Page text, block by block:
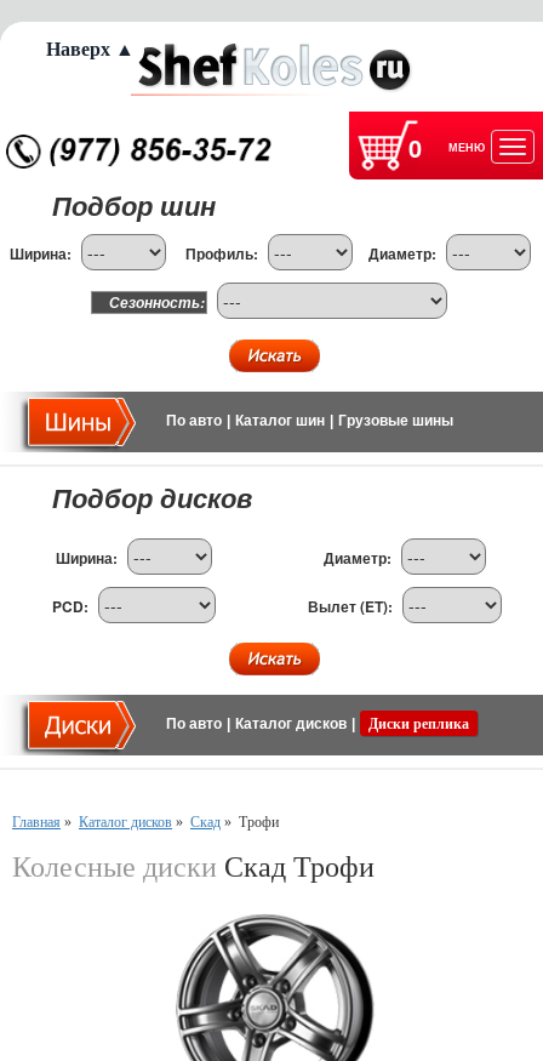
0 МЕНЮ
Подбор шин
Ширина: Профиль: Диаметр:
Сезонность:
По авто Каталог шин Грузовые шины
Подбор дисков
Ширина: Диаметр:
PCD: Вылет (ET):
По авто Каталог дисков Диски реплика
Главная » Каталог дисков » Скад » Трофи
Колесные диски Скад Трофи
Наверх ▲